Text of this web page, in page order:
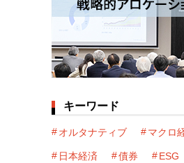
キーワード
オルタナティブ マクロ
日本経済 債券 ESG